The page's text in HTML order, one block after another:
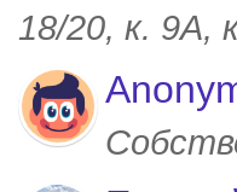
18/20, к. 9А,